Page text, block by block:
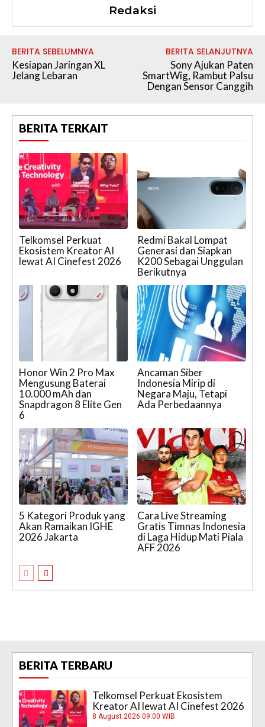
Redaksi
BERITA SEBELUMNYA
Kesiapan Jaringan XL
Jelang Lebaran
BERITA SELANJUTNYA
Sony Ajukan Paten
SmartWig, Rambut Palsu
Dengan Sensor Canggih
BERITA TERKAIT
Telkomsel Perkuat
Ekosistem Kreator AI
lewat AI Cinefest 2026
Redmi Bakal Lompat
Generasi dan Siapkan
K200 Sebagai Unggulan
Berikutnya
Honor Win 2 Pro Max
Mengusung Baterai
10.000 mAh dan
Snapdragon 8 Elite Gen
6
Ancaman Siber
Indonesia Mirip di
Negara Maju, Tetapi
Ada Perbedaannya
5 Kategori Produk yang
Akan Ramaikan IGHE
2026 Jakarta
Cara Live Streaming
Gratis Timnas Indonesia
di Laga Hidup Mati Piala
AFF 2026
BERITA TERBARU
Telkomsel Perkuat Ekosistem
Kreator AI lewat AI Cinefest 2026
8 August 2026 09:00 WIB